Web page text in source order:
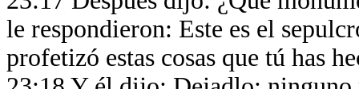
le respondieron: Este es el
profetizó estas cosas que tú has